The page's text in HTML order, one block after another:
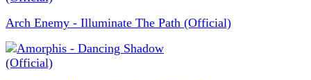
Arch Enemy - Illuminate The Path (Official)